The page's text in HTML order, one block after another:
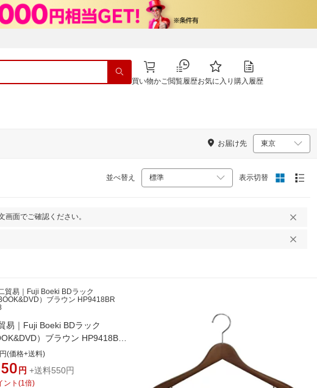
買い物かご閲覧履歴お気に入り 購入履歴
お届け先
並べ替え 表示切替
面でご確認ください。
易｜Fuji Boeki BDラック
）ブラウン HP9418BR
(価格+送料)
円 +送料550円
ント (1 倍)